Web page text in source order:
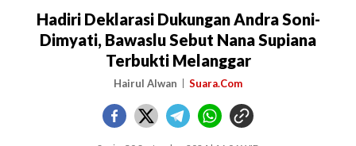
Hadiri Deklarasi Dukungan Andra Soni-
Dimyati, Bawaslu Sebut Nana Supiana
Terbukti Melanggar
Hairul Alwan Suara.Com